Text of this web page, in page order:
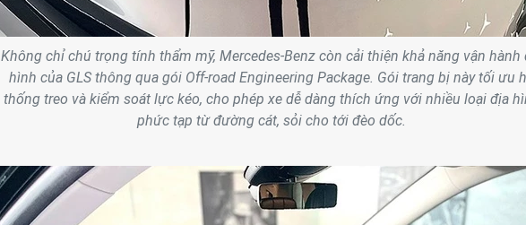
Không chỉ chú trọng tính thẩm mỹ, Mercedes-Benz còn cải thiện khả năng vận hành
hình của GLS thông qua gói Off-road Engineering Package. Gói trang bị này tối ưu
thống treo và kiểm soát lực kéo, cho phép xe dễ dàng thích ứng với nhiều loại địa
phức tạp từ đường cát, sỏi cho tới đèo dốc.